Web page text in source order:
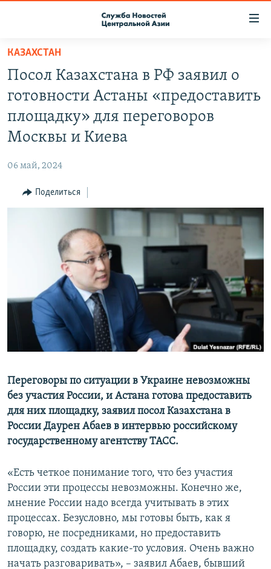
Вернуться
основному
содержанию
главной
Вернутся
поиску
RFE/RL ДИРЕКТ
МИГРАНТ МЕДИА
КАЗАХСТАН
Посол Казахстана в РФ заявил о
готовности Астаны «предоставить
площадку» для переговоров
Москвы и Киева
06 май, 2024
Поделиться
Переговоры по ситуации в Украине невозможны
без участия России, и Астана готова предоставить
для них площадку, заявил посол Казахстана в
России Даурен Абаев в интервью российскому
государственному агентству ТАСС.
«Есть четкое понимание того, что без участия
России эти процессы невозможны. Конечно же,
мнение России надо всегда учитывать в этих
процессах. Безусловно, мы готовы быть, как я
говорю, не посредниками, но предоставить
площадку, создать какие-то условия. Очень важно
начать разговаривать», – заявил Абаев, бывший